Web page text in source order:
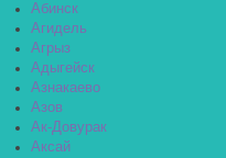
Абинск
Агидель
Агрыз
Адыгейск
Азнакаево
Азов
Ак-Довурак
Аксай